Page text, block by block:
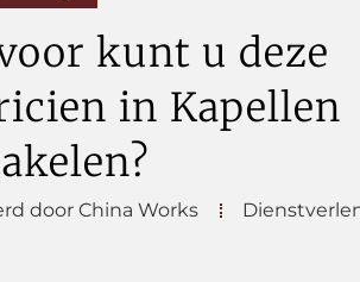
kunt u deze
in Kapellen
door China Works